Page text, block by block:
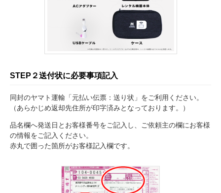
STEP２送付状に必要事項記入
同封のヤマト運輸「元払い伝票：送り状」をご利用ください。
（あらかじめ返却先住所が印字済みとなっております。）
品名欄へ発送日とお客様番号をご記入し、ご依頼主の欄にお客様
の情報をご記入ください。
赤丸で囲った箇所がお客様記入欄です。